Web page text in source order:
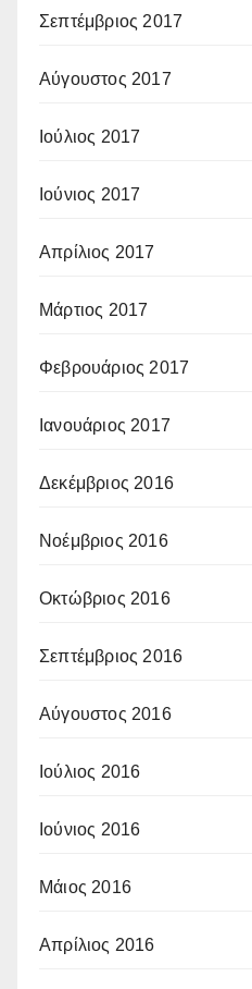
Σεπτέμβριος 2017
Αύγουστος 2017
Ιούλιος 2017
Ιούνιος 2017
Απρίλιος 2017
Μάρτιος 2017
Φεβρουάριος 2017
Ιανουάριος 2017
Δεκέμβριος 2016
Νοέμβριος 2016
Οκτώβριος 2016
Σεπτέμβριος 2016
Αύγουστος 2016
Ιούλιος 2016
Ιούνιος 2016
Μάιος 2016
Απρίλιος 2016